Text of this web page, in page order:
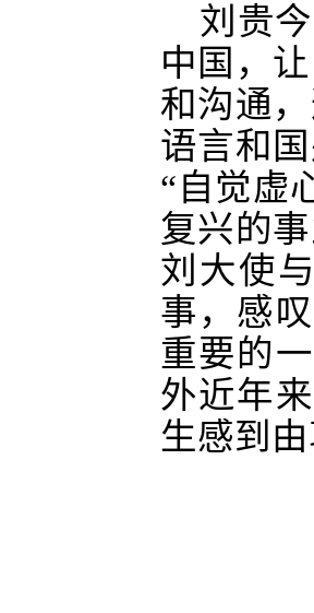
刘贵
中国，
和沟通
语言和
“自觉虚
复兴的
刘大使
事，感
重要的
外近年
生感到